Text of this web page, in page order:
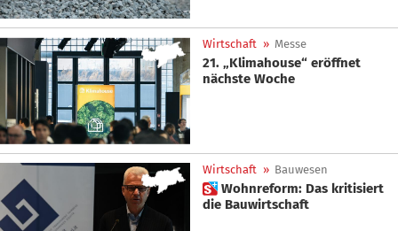
Wirtschaft » Messe
21. „Klimahouse“ eröffnet
nächste Woche
Wirtschaft » Bauwesen
 Wohnreform: Das kritisiert
die Bauwirtschaft